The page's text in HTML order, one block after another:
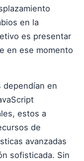
en la
es presentar
en ese momento
dependían en
estos a
de
avanzadas
sofisticada. Sin